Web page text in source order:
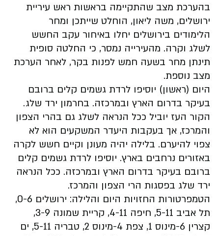
בהערכת מצב שהתקיימה בראשות ראש עיריית
ירושלים, משה ליאון, הוחלט שייתכן ומחר
הלימודים בירושלים יחלו באיחור עקב החשש
לשלג וקרה. מהעירייה נמסר, כי החלטה סופית
תינתן מחר בשעה חמש לפנות בקר, לאחר הערכת
מצב נוספת.
היום (ראשון) יוסיפו לרדת גשמים קלים ברובם
בעיקר בדרום הארץ ובמרכזה. בחרמון ירד שלג.
הקור העז יוביל ככל הנראה לשלג גם בהרי הצפון
והמרכז, אך בעקבות היעדר המשקעים הוא לא
צפוי להיערם. בלילה יהיה מעונן וקיים חשש לקרה
באזורים נרחבים בארץ. יוסיפו לרדת גשמים קלים
ברובם בעיקר בדרום הארץ ובמרכזה. ככל הנראה
ירד שלג בפסגות הרי הצפון והמרכז.
הטמפרטורות החזויות היום והלילה: ירושלים 0-6,
תל אביב 5-11, חיפה 4-11, קריית שמונה 3-9,
קצרין 6-מינוס 1, צפת 4-מינוס 2, טבריה 5-11, ים